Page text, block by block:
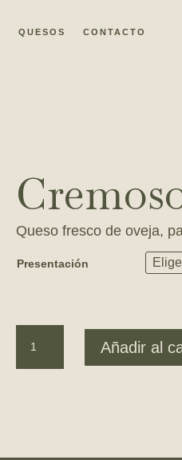
QUESOS CONTACTO
Queso fresco de oveja,
Presentación
cantidad
Añadir al